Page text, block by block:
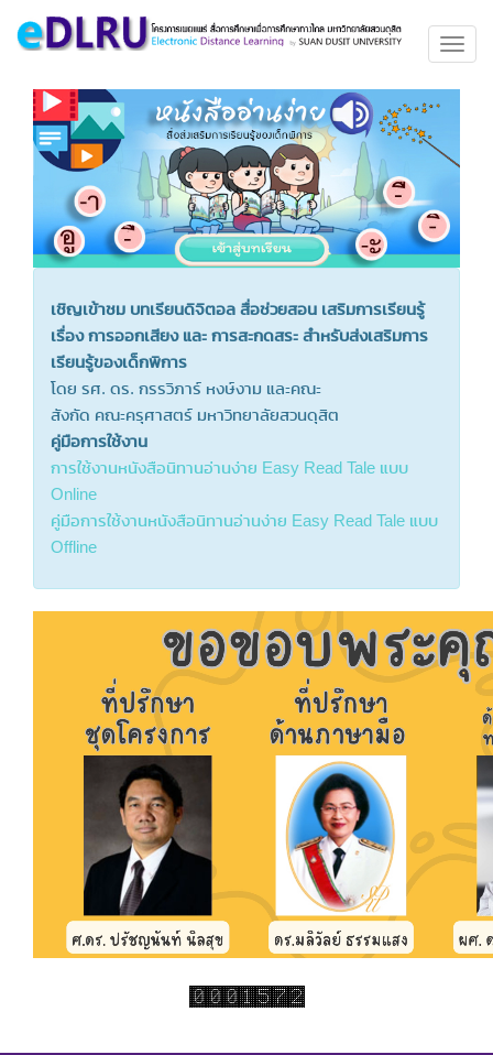
เชิญเข้าชม บทเรียนดิจิตอล สื่อช่วยสอน เสริมการเรียนรู้
เรื่อง การออกเสียง และ การสะกดสระ สำหรับส่งเสริมการ
เรียนรู้ของเด็กพิการ
โดย รศ. ดร. กรรวิภาร์ หงษ์งาม และคณะ
สังกัด คณะครุศาสตร์ มหาวิทยาลัยสวนดุสิต
คู่มือการใช้งาน
การใช้งานหนังสือนิทานอ่านง่าย Easy Read Tale แบบ
Online
คู่มือการใช้งานหนังสือนิทานอ่านง่าย Easy Read Tale แบบ
Offline